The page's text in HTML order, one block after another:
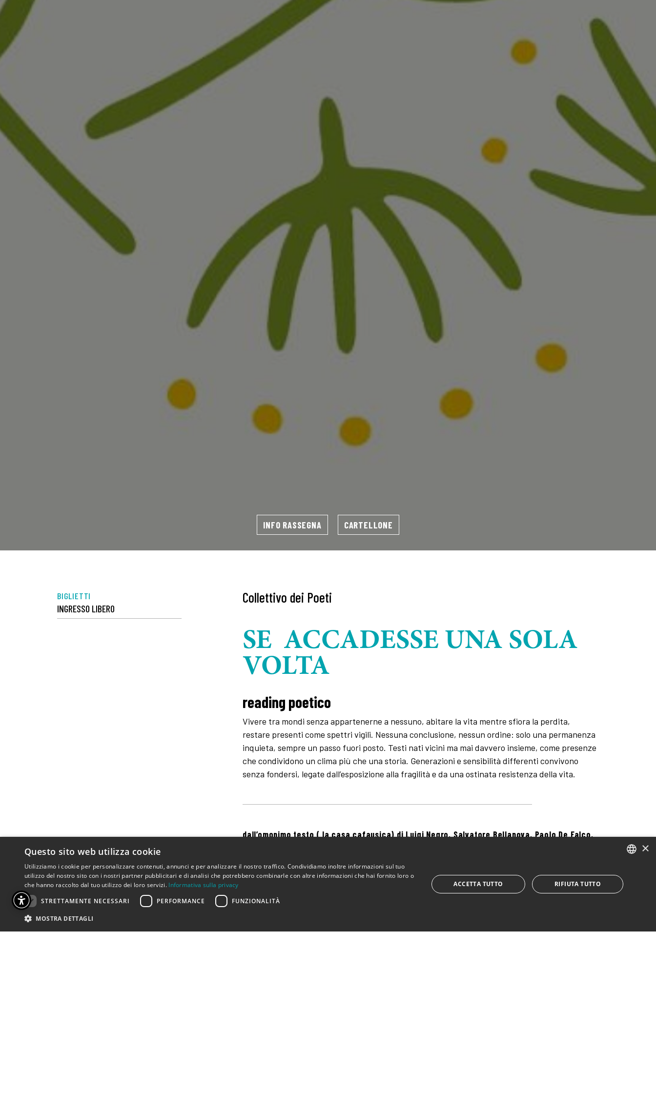
INFO RASSEGNA CARTELLONE
BIGLIETTI
INGRESSO LIBERO
Collettivo dei Poeti
SE ACCADESSE UNA SOLA
VOLTA
reading poetico
Vivere tra mondi senza appartenerne a nessuno, abitare la vita mentre sfiora la perdita,
restare presenti come spettri vigili. Nessuna conclusione, nessun ordine: solo una permanenza
inquieta, sempre un passo fuori posto. Testi nati vicini ma mai davvero insieme, come presenze
che condividono un clima più che una storia. Generazioni e sensibilità differenti convivono
senza fondersi, legate dall’esposizione alla fragilità e da una ostinata resistenza della vita.
dall’omonimo testo ( la casa cafausica) di Luigi Negro, Salvatore Bellanova, Paolo De Falco,
e Marco Vetrugno
ENGLISH
×
Questo sito web utilizza cookie
Utilizziamo i cookie per personalizzare contenuti, annunci e per analizzare il nostro traffico. Condividiamo inoltre informazioni sul tuo
utilizzo del nostro sito con i nostri partner pubblicitari e di analisi che potrebbero combinarle con altre informazioni che hai fornito loro o
che hanno raccolto dal tuo utilizzo dei loro servizi. Informativa sulla privacy
STRETTAMENTE NECESSARI
PERFORMANCE FUNZIONALITÀ
MOSTRA DETTAGLI
ACCETTA TUTTO RIFIUTA TUTTO